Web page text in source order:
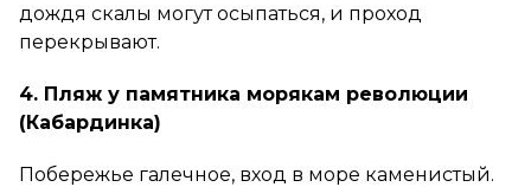
дождя скалы могут осыпаться, и проход
перекрывают.
4. Пляж у памятника морякам революции
(Кабардинка)
Побережье галечное, вход в море каменистый.